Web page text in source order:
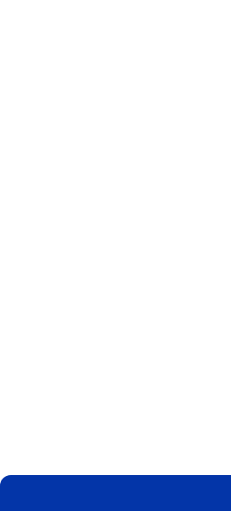
FOOTER